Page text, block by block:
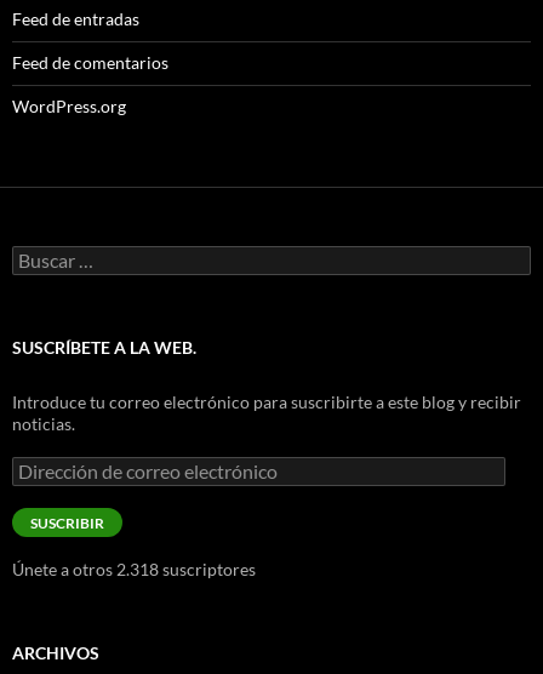
Feed de entradas
Feed de comentarios
WordPress.org
Buscar:
SUSCRÍBETE A LA WEB.
Introduce tu correo electrónico para suscribirte a este blog y recibir
noticias.
Dirección
de
correo
electrónico
SUSCRIBIR
Únete a otros 2.318 suscriptores
ARCHIVOS